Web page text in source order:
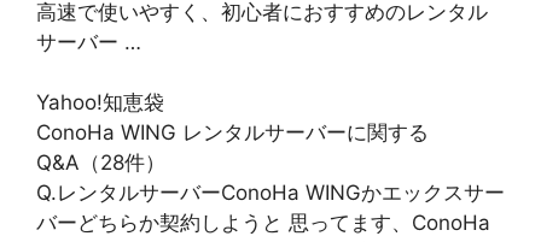
高速で使いやすく、初心者におすすめのレンタル
サーバー …
Yahoo!知恵袋
ConoHa WING レンタルサーバーに関する
Q&A（28件）
Q.レンタルサーバーConoHa WINGかエックスサー
バーどちらか契約しようと 思ってます、ConoHa